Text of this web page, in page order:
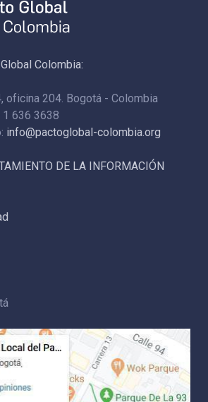
Colombia:
oficina 204. Bogotá - Colombia
636 3638
info@pactoglobal-colombia.org
DE LA INFORMACIÓN